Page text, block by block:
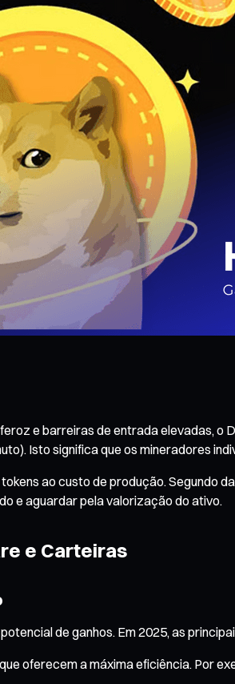
e barreiras de entrada elevadas,
Isto significa que os mineradores
ao custo de produção. Segundo
e aguardar pela valorização do ativo.
e Carteiras
de ganhos. Em 2025, as
oferecem a máxima eficiência. Por